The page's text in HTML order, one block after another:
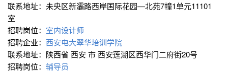
联系地址：未央区新灞路西岸国际花园—北苑7幢1单元11101
室
招聘岗位： 室内设计师
招聘企业： 西安电大翠华培训学院
联系地址：陕西省 西安 市 西安莲湖区西华门二府街20号
招聘岗位： 辅导员